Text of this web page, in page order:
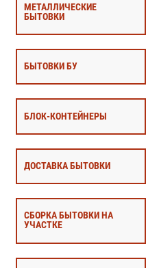
МЕТАЛЛИЧЕСКИЕ
БЫТОВКИ
БЫТОВКИ БУ
БЛОК-КОНТЕЙНЕРЫ
ДОСТАВКА БЫТОВКИ
СБОРКА БЫТОВКИ НА
УЧАСТКЕ